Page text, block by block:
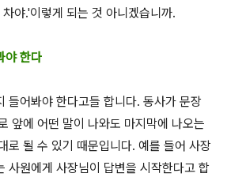
야.'이렇게 되는 것 아니겠습니까.
야 한다
들어봐야 한다고들 합니다. 동사가 문장
앞에 어떤 말이 나와도 마지막에 나오는
로 될 수 있기 때문입니다. 예를 들어 사장
사원에게 사장님이 답변을 시작한다고 합